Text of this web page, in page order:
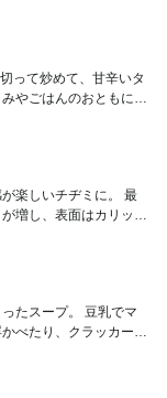
って炒めて、甘辛いタ
やごはんのおともにぴ
楽しいチヂミに。 最
増し、表面はカリッ、
たスープ。 豆乳でマ
べたり、クラッカーと